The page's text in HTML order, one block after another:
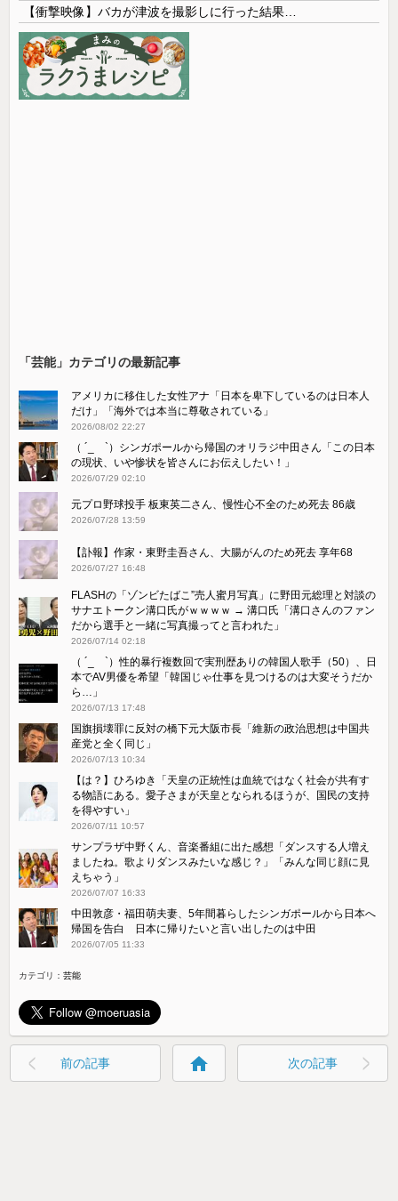
【衝撃映像】バカが津波を撮影しに行った結果…
「芸能」カテゴリの最新記事
アメリカに移住した女性アナ「日本を卑下しているのは日本人
だけ」「海外では本当に尊敬されている」
2026/08/02 22:27
（ ´_ゝ`）シンガポールから帰国のオリラジ中田さん「この日本
の現状、いや惨状を皆さんにお伝えしたい！」
2026/07/29 02:10
元プロ野球投手 板東英二さん、慢性心不全のため死去 86歳
2026/07/28 13:59
【訃報】作家・東野圭吾さん、大腸がんのため死去 享年68
2026/07/27 16:48
FLASHの「ゾンビたばこ”売人蜜月写真」に野田元総理と対談の
サナエトークン溝口氏がｗｗｗｗ → 溝口氏「溝口さんのファン
だから選手と一緒に写真撮ってと言われた」
2026/07/14 02:18
（ ´_ゝ`）性的暴行複数回で実刑歴ありの韓国人歌手（50）、日
本でAV男優を希望「韓国じゃ仕事を見つけるのは大変そうだか
ら…」
2026/07/13 17:48
国旗損壊罪に反対の橋下元大阪市長「維新の政治思想は中国共
産党と全く同じ」
2026/07/13 10:34
【は？】ひろゆき「天皇の正統性は血統ではなく社会が共有す
る物語にある。愛子さまが天皇となられるほうが、国民の支持
を得やすい」
2026/07/11 10:57
サンプラザ中野くん、音楽番組に出た感想「ダンスする人増え
ましたね。歌よりダンスみたいな感じ？」「みんな同じ顔に見
えちゃう」
2026/07/07 16:33
中田敦彦・福田萌夫妻、5年間暮らしたシンガポールから日本へ
帰国を告白 日本に帰りたいと言い出したのは中田
2026/07/05 11:33
カテゴリ：芸能
前の記事 home 次の記事